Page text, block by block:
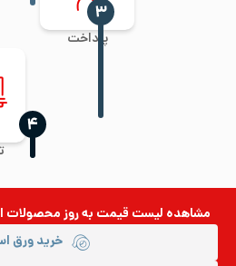
پرداخت
‍۳
‍۴
مشاهده لیست قیمت به روزمحصولات
خرید ورق